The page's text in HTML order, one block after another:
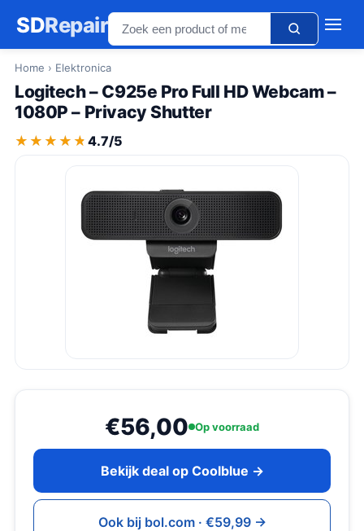
SDRepair
Home › Elektronica
Logitech – C925e Pro Full HD Webcam –
1080P – Privacy Shutter
★★★★★
★★★★★ 4.7/5
€56,00 Op voorraad
Bekijk deal op Coolblue →
Ook bij bol.com · €59,99 →